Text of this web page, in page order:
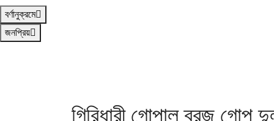
বর্ণানুক্রমে
জনপ্রিয়
গিরিধারী গোপাল ব্রজ গোপ